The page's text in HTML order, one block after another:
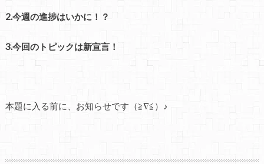
2.今週の進捗はいかに！？
3.今回のトピックは新宣言！
本題に入る前に、お知らせです（≧∇≦）♪